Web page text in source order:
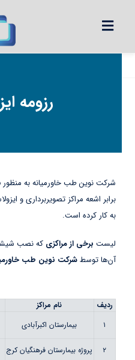
رزومه
شرکت نوین طب خاورمیانه به
به کار کرده است.
لیست برخی از مراکزی که نصب
آن‌ها توسطشرکت نوین طب
ردیف نام مراکز
۱
بیمارستان اکبرآبادی
۲
پروژه بیمارستان فرهنگیان کرج